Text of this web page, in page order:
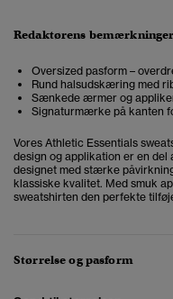
Redaktørens bemærkninger
Oversized pasform –
Rund halsudskæring med
Sænkede ærmer og
Signaturmærke på kanten
Vores Athletic Essentials
design og applikation er en
designet med stærke
klassiske kvalitet. Med smuk
sweatshirten den perfekte
Størrelse og pasform